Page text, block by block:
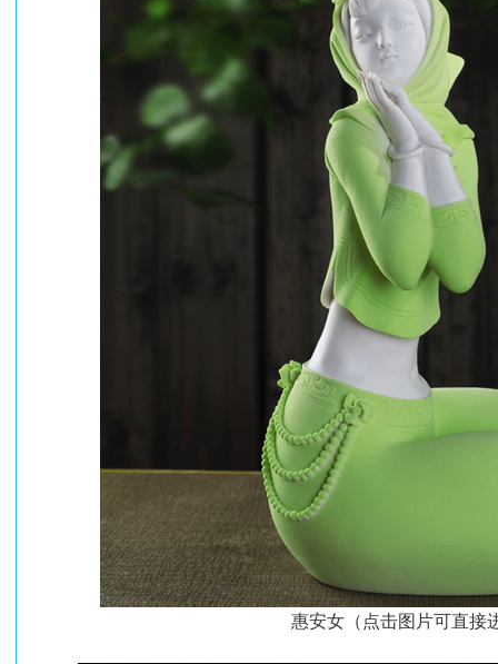
惠安女（点击图片可直接